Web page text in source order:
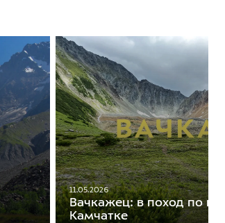
11.05.2026
Вачкажец: в поход по
Камчатке